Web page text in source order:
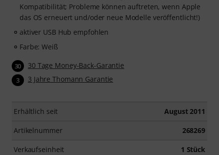
Kompatibilität; Probleme können auftreten, wenn Apple
das OS erneuert und/oder neue Modelle veröffentlicht!)
aktiver USB Hub empfohlen
Farbe: Weiß
30 30 Tage Money-Back-Garantie
3 3 Jahre Thomann Garantie
Erhältlich seit August 2011
Artikelnummer 268269
Verkaufseinheit 1 Stück